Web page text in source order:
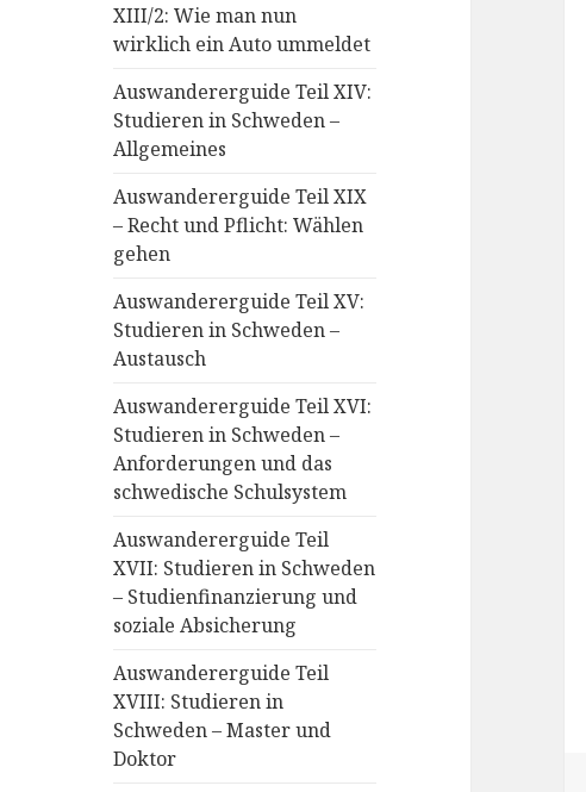
XIII/2: Wie man nun
wirklich ein Auto ummeldet
Auswandererguide Teil XIV:
Studieren in Schweden –
Allgemeines
Auswandererguide Teil XIX
– Recht und Pflicht: Wählen
gehen
Auswandererguide Teil XV:
Studieren in Schweden –
Austausch
Auswandererguide Teil XVI:
Studieren in Schweden –
Anforderungen und das
schwedische Schulsystem
Auswandererguide Teil
XVII: Studieren in Schweden
– Studienfinanzierung und
soziale Absicherung
Auswandererguide Teil
XVIII: Studieren in
Schweden – Master und
Doktor